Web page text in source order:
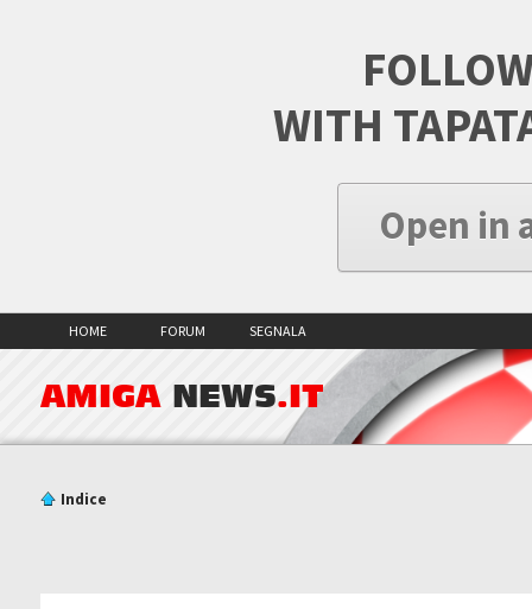
WITH
Open in
HOME FORUM SEGNALA
AMIGA NEWS.IT
Indice